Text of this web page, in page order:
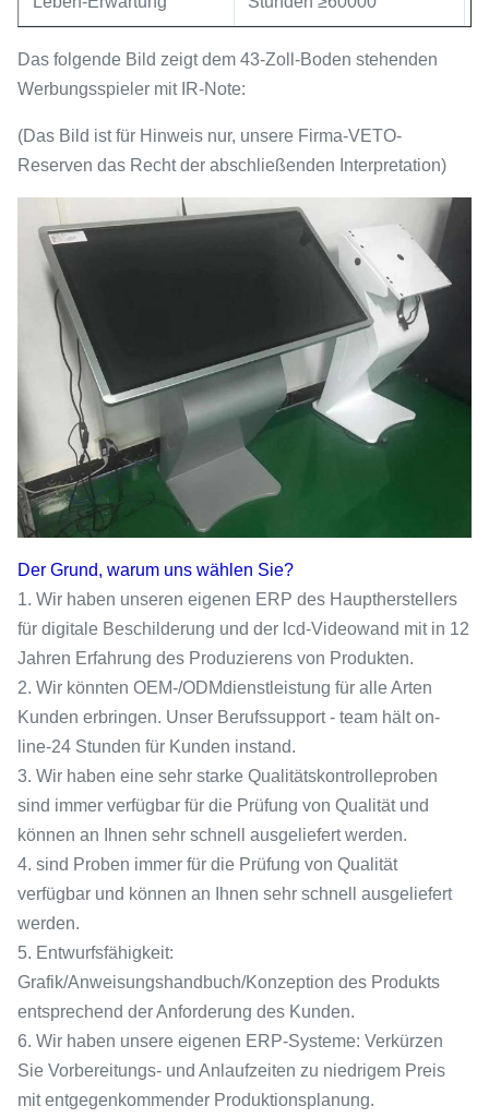
Das folgende Bild zeigt dem 43-Zoll-Boden stehenden
Werbungsspieler mit IR-Note:
(Das Bild ist für Hinweis nur, unsere Firma-VETO-
Reserven das Recht der abschließenden Interpretation)
Der Grund, warum uns wählen Sie?
1. Wir haben unseren eigenen ERP des Hauptherstellers
für digitale Beschilderung und der lcd-Videowand mit in 12
Jahren Erfahrung des Produzierens von Produkten.
2. Wir könnten OEM-/ODMdienstleistung für alle Arten
Kunden erbringen. Unser Berufssupport - team hält on-
line-24 Stunden für Kunden instand.
3. Wir haben eine sehr starke Qualitätskontrolleproben
sind immer verfügbar für die Prüfung von Qualität und
können an Ihnen sehr schnell ausgeliefert werden.
4. sind Proben immer für die Prüfung von Qualität
verfügbar und können an Ihnen sehr schnell ausgeliefert
werden.
5. Entwurfsfähigkeit:
Grafik/Anweisungshandbuch/Konzeption des Produkts
entsprechend der Anforderung des Kunden.
6. Wir haben unsere eigenen ERP-Systeme: Verkürzen
Sie Vorbereitungs- und Anlaufzeiten zu niedrigem Preis
mit entgegenkommender Produktionsplanung.